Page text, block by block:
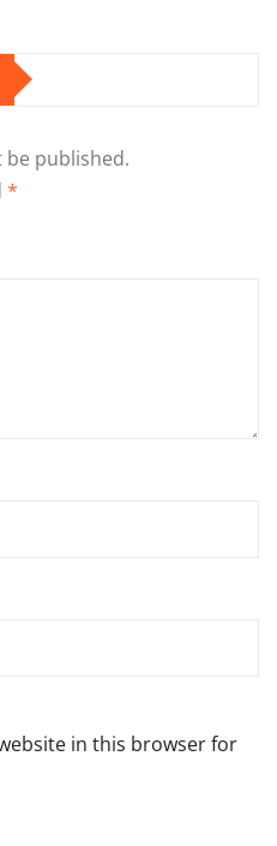
published.
*
in this browser for